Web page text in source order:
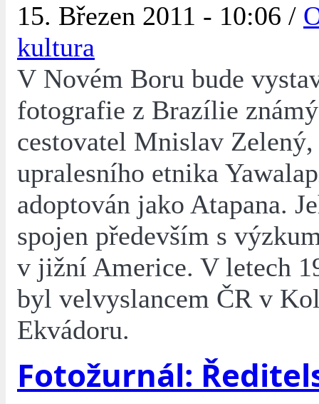
15. Březen 2011 - 10:06 /
kultura
V Novém Boru bude
fotografie z Brazílie
cestovatel Mnislav
upralesního etnika
adoptován jako Atapana.
spojen především s
v jižní Americe. V letech
byl velvyslancem ČR v
Ekvádoru.
Fotožurnál: